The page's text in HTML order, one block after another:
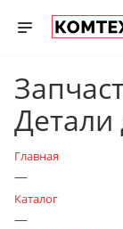
Детали
Главная
—
Каталог
—